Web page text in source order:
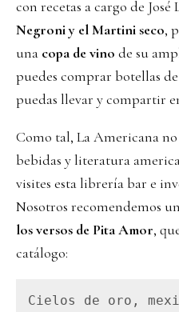
con recetas a cargo de José
Negroni y el Martini seco,
una copa de vino de su
puedes comprar botellas
puedas llevar y compartir
Como tal, La Americana
bebidas y literatura
visites esta librería bar e
Nosotros recomendemos un
los versos de Pita Amor,
catálogo:
Cielos de oro,